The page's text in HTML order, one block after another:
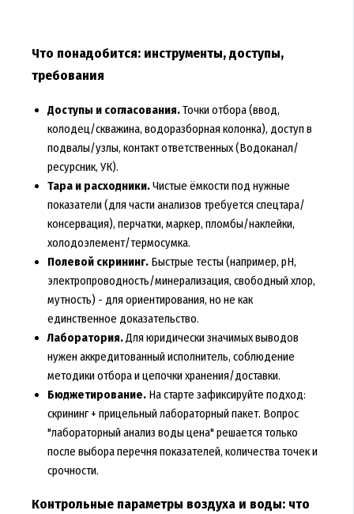
Что понадобится: инструменты, доступы,
требования
Доступы и согласования.Точки отбора (ввод,
колодец/скважина, водоразборная колонка), доступ в
подвалы/узлы, контакт ответственных (Водоканал/
ресурсник, УК).
Тара и расходники.Чистые ёмкости под нужные
показатели (для части анализов требуется спецтара/
консервация), перчатки, маркер, пломбы/наклейки,
холодоэлемент/термосумка.
Полевой скрининг.Быстрые тесты (например, pH,
электропроводность/минерализация, свободный хлор,
мутность) - для ориентирования, но не как
единственное доказательство.
Лаборатория.Для юридически значимых выводов
нужен аккредитованный исполнитель, соблюдение
методики отбора и цепочки хранения/доставки.
Бюджетирование.На старте зафиксируйте подход:
скрининг + прицельный лабораторный пакет. Вопрос
"лабораторный анализ воды цена" решается только
после выбора перечня показателей, количества точек и
срочности.
Контрольные параметры воздуха и воды: что